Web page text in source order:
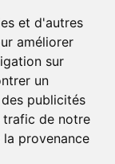
et d'autres
améliorer
sur
un
publicités
trafic de notre
provenance
supérieur à 130
est facturé 5
d'un certificat
pour les objets